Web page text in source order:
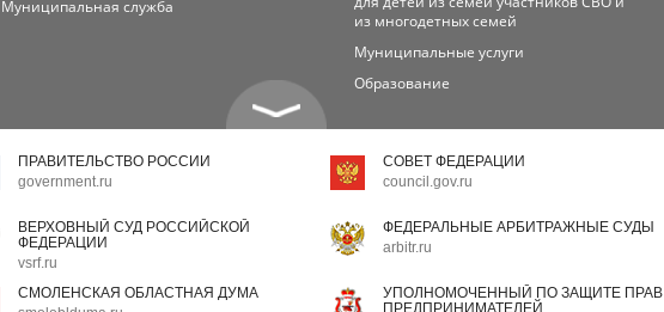
Муниципальная служба
из многодетных семей
Муниципальные услуги
Образование
ПРАВИТЕЛЬСТВО РОССИИ
government.ru
СОВЕТ ФЕДЕРАЦИИ
council.gov.ru
ВЕРХОВНЫЙ СУД РОССИЙСКОЙ
ФЕДЕРАЦИИ
vsrf.ru
ФЕДЕРАЛЬНЫЕ АРБИТРАЖНЫЕ СУДЫ
arbitr.ru
СМОЛЕНСКАЯ ОБЛАСТНАЯ ДУМА
УПОЛНОМОЧЕННЫЙ ПО ЗАЩИТЕ ПРАВ
ПРЕДПРИНИМАТЕЛЕЙ